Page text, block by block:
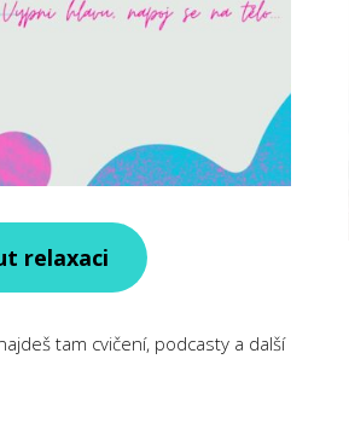
relaxaci
tam cvičení, podcasty a další